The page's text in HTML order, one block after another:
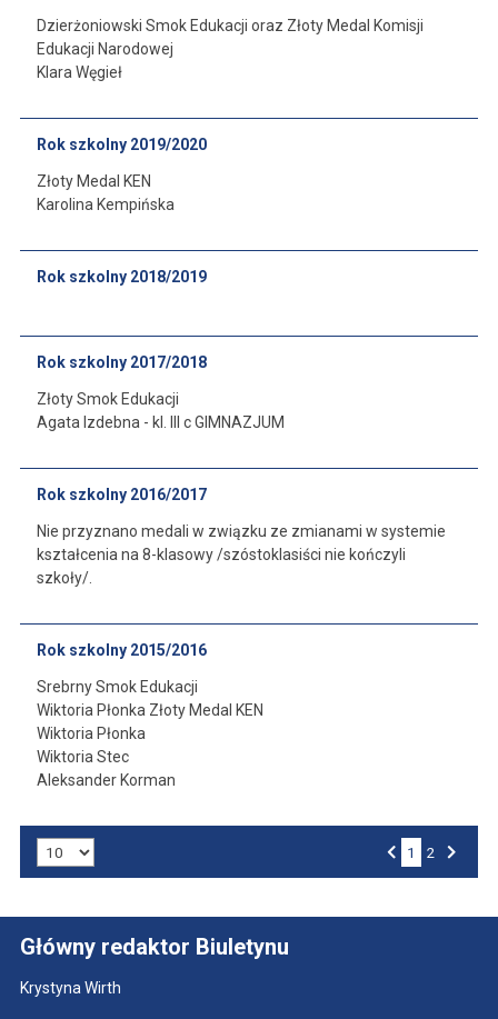
Dzierżoniowski Smok Edukacji oraz Złoty Medal Komisji
Edukacji Narodowej
Klara Węgieł
Rok szkolny 2019/2020
Złoty Medal KEN
Karolina Kempińska
Rok szkolny 2018/2019
Rok szkolny 2017/2018
Złoty Smok Edukacji
Agata Izdebna - kl. III c GIMNAZJUM
Rok szkolny 2016/2017
Nie przyznano medali w związku ze zmianami w systemie
kształcenia na 8-klasowy /szóstoklasiści nie kończyli
szkoły/.
Rok szkolny 2015/2016
Srebrny Smok Edukacji
Wiktoria Płonka Złoty Medal KEN
Wiktoria Płonka
Wiktoria Stec
Aleksander Korman
1 2
Główny redaktor Biuletynu
Krystyna Wirth